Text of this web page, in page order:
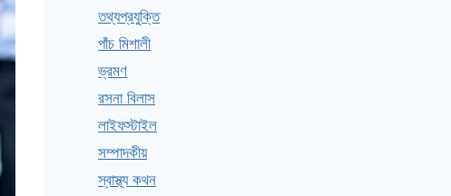
তথ্যপ্রযুক্তি
পাঁচ মিশালী
ভ্রমণ
রসনা বিলাস
লাইফস্টাইল
সম্পাদকীয়
স্বাস্থ্য কথন